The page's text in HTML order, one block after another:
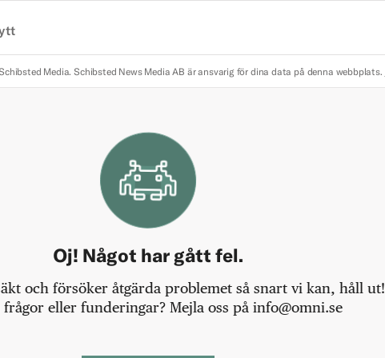
Media. Schibsted News Media AB är ansvarig för dina data på denna webbplats.
Oj! Något har gått fel.
och försöker åtgärda problemet så snart vi kan, håll ut!
eller funderingar? Mejla oss på info@omni.se